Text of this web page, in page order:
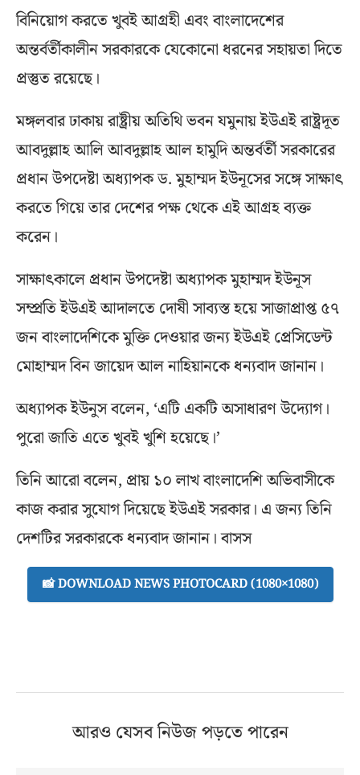
বিনিয়োগ করতে খুবই আগ্রহী এবং বাংলাদেশের
অন্তর্বর্তীকালীন সরকারকে যেকোনো ধরনের সহায়তা দিতে
প্রস্তুত রয়েছে।
মঙ্গলবার ঢাকায় রাষ্ট্রীয় অতিথি ভবন যমুনায় ইউএই রাষ্ট্রদূত
আবদুল্লাহ আলি আবদুল্লাহ আল হামুদি অন্তর্বর্তী সরকারের
প্রধান উপদেষ্টা অধ্যাপক ড. মুহাম্মদ ইউনূসের সঙ্গে সাক্ষাৎ
করতে গিয়ে তার দেশের পক্ষ থেকে এই আগ্রহ ব্যক্ত
করেন।
সাক্ষাৎকালে প্রধান উপদেষ্টা অধ্যাপক মুহাম্মদ ইউনূস
সম্প্রতি ইউএই আদালতে দোষী সাব্যস্ত হয়ে সাজাপ্রাপ্ত ৫৭
জন বাংলাদেশিকে মুক্তি দেওয়ার জন্য ইউএই প্রেসিডেন্ট
মোহাম্মদ বিন জায়েদ আল নাহিয়ানকে ধন্যবাদ জানান।
অধ্যাপক ইউনুস বলেন, ‘এটি একটি অসাধারণ উদ্যোগ।
পুরো জাতি এতে খুবই খুশি হয়েছে।’
তিনি আরো বলেন, প্রায় ১০ লাখ বাংলাদেশি অভিবাসীকে
কাজ করার সুযোগ দিয়েছে ইউএই সরকার। এ জন্য তিনি
দেশটির সরকারকে ধন্যবাদ জানান। বাসস
📸 DOWNLOAD NEWS PHOTOCARD (1080×1080)
আরও যেসব নিউজ পড়তে পারেন